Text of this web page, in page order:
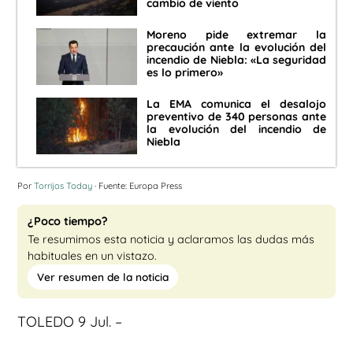
cambio de viento
Moreno pide extremar la
precaución ante la evolución del
incendio de Niebla: «La seguridad
es lo primero»
La EMA comunica el desalojo
preventivo de 340 personas ante
la evolución del incendio de
Niebla
Por Torrijos Today · Fuente: Europa Press
¿Poco tiempo?
Te resumimos esta noticia y aclaramos las dudas más
habituales en un vistazo.
Ver resumen de la noticia
TOLEDO 9 Jul. –